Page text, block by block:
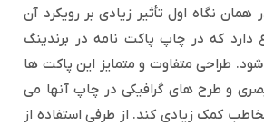
نگاه اول تأثیر زیادی بر رویکرد آن
که در چاپ پاکت نامه در برندینگ
طراحی متفاوت و متمایز این پاکت ها
و طرح های گرافیکی در چاپ آنها می
کمک زیادی کند. از طرفی استفاده از